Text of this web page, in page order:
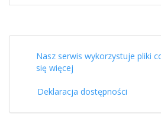
Nasz serwis wykorzystuje pliki
się więcej
Deklaracja dostępności